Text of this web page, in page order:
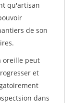
qu'artisan
de son
oreille peut
et
dans